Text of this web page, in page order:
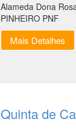
Alameda Dona
PINHEIRO PNF
Mais Detalhes
Quinta de